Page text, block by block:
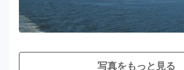
写真をもっと見る